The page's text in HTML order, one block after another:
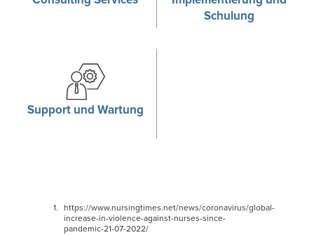
Schulung
Support und Wartung
https://www.nursingtimes.net/news/coronavirus/global-
increase-in-violence-against-nurses-since-
pandemic-21-07-2022/